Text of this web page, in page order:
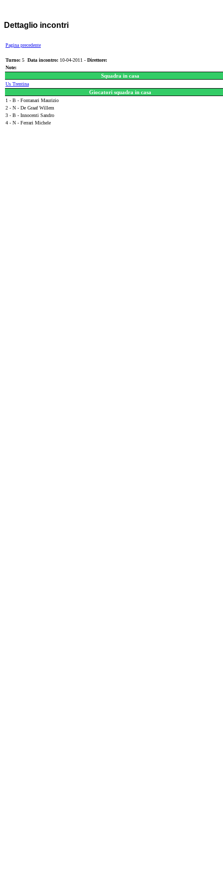
Dettaglio incontri
Pagina precedente
Turno: 5 Data incontro: 10-04-2011 - Direttore:
Note:
Squadra in casa
Us Trentina
Giocatori squadra in casa
1 - B - Fontanari Maurizio
2 - N - De Graaf Willem
3 - B - Innocenti Sandro
4 - N - Ferrari Michele